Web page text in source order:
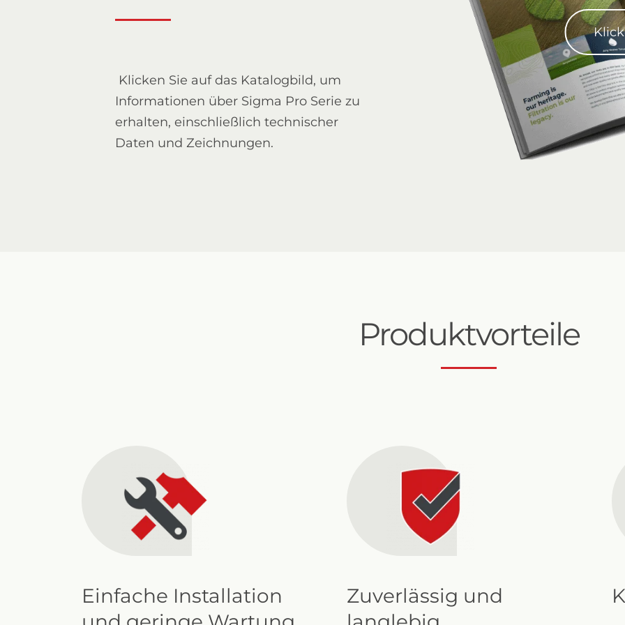
Sigma Pro 4"
Klicken Sie auf das Katalogbild, um
Informationen über Sigma Pro Serie zu
erhalten, einschließlich technischer
Daten und Zeichnungen.
Produktvorteile
Einfache Installation
Zuverlässig und